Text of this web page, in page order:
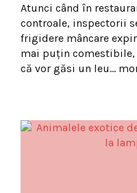
Atunci când în
controale, inspectorii
frigidere mâncare
mai puţin comestibile,
că vor găsi un leu…